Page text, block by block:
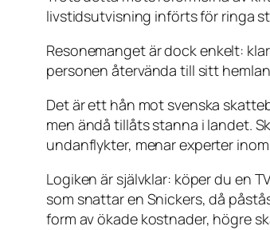
livstidsutvisning införts för ringa
Resonemanget är dock enkelt:
personen återvända till sitt
Det är ett hån mot svenska
men ändå tillåts stanna i landet.
undanflykter, menar experter
Logiken är självklar: köper du en
som snattar en Snickers, då
form av ökade kostnader, högre